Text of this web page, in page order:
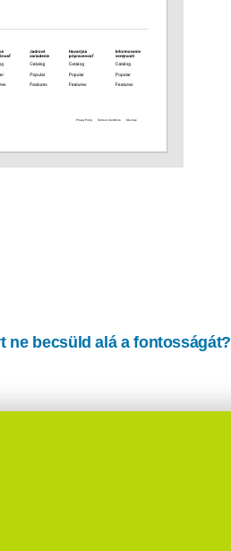
ne becsüld alá a fontosságát?